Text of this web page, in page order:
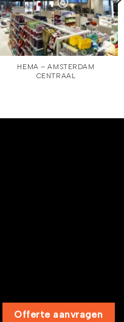
HEMA – AMSTERDAM
CENTRAAL
Offerte aanvragen